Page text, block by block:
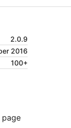
2.0.9
2016
100+